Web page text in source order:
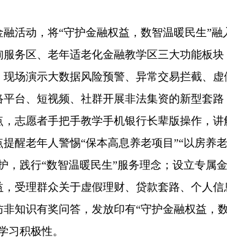
活动，将“守护金融权益，数智温暖民生”融
务区、老年适老化金融教学区三大功能板块
场演示大数据风险预警、异常交易拦截、虚
台、短视频、社群开展非法集资的新型套路
志愿者手把手教学手机银行长辈版操作，讲
醒老年人警惕“保本高息养老项目”“以房养
践行“数智温暖民生”服务理念；设立专属
受理群众关于虚假理财、贷款套路、个人信
知识有奖问答，发放印有“守护金融权益，
习积极性。